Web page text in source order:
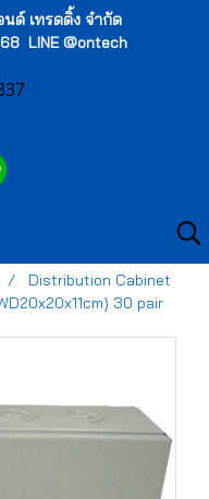
ด์ เทรดดิ้ง จำกัด
LINE @ontech
Distribution Cabinet
30 pair